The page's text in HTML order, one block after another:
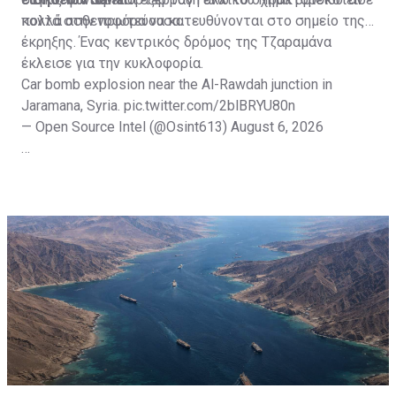
κοντά στην πρωτεύουσα.
πολλά ασθενοφόρα να κατευθύνονται στο σημείο της
έκρηξης. Ένας κεντρικός δρόμος της Τζαραμάνα
έκλεισε για την κυκλοφορία.
Car bomb explosion near the Al-Rawdah junction in
Jaramana, Syria. pic.twitter.com/2blBRYU80n
— Open Source Intel (@Osint613) August 6, 2026